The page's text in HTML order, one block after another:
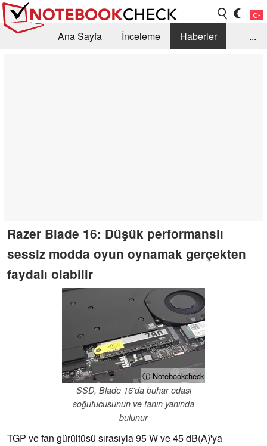
Ana Sayfa İnceleme
Haberler
...
Razer Blade 16: Düşük performanslı
sessiz modda oyun oynamak gerçekten
faydalı olabilir
ⓘ Notebookcheck
SSD, Blade 16'da buhar odası
soğutucusunun ve fanın yanında
bulunur
TGP ve fan gürültüsü sırasıyla 95 W ve 45 dB(A)'ya